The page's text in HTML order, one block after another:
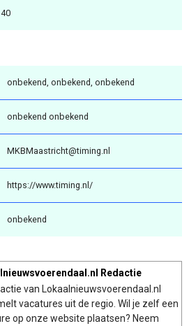
40
onbekend, onbekend, onbekend
onbekend onbekend
MKBMaastricht@timing.nl
https://www.timing.nl/
onbekend
Redactie
van Lokaalnieuwsvoerendaal.nl
vacatures uit de regio. Wil je zelf een
op onze website plaatsen? Neem